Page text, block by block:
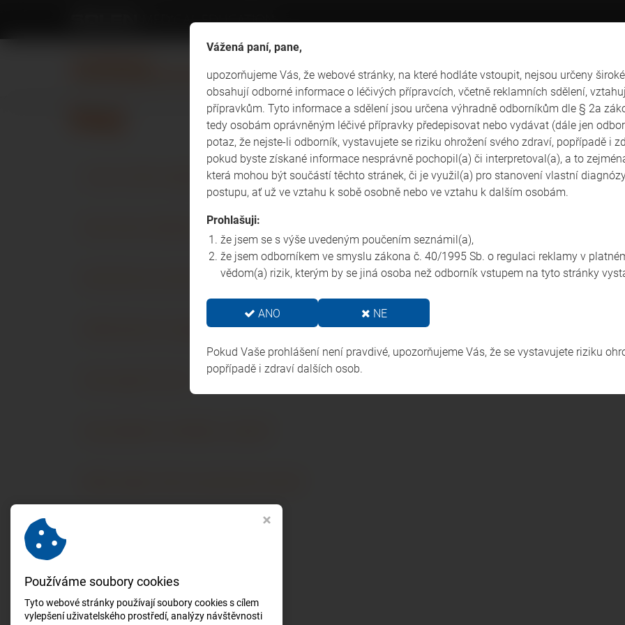
Vážená paní, pane,
upozorňujeme Vás, že webové stránky, na které hodláte vstoupit, nejsou určeny
obsahují odborné informace o léčivých přípravcích, včetně reklamních sdělení,
přípravkům. Tyto informace a sdělení jsou určena výhradně odborníkům dle § 2a
tedy osobám oprávněným léčivé přípravky předepisovat nebo vydávat (dále jen
potaz, že nejste-li odborník, vystavujete se riziku ohrožení svého zdraví, popřípadě i
pokud byste získané informace nesprávně pochopil(a) či interpretoval(a), a to
která mohou být součástí těchto stránek, či je využil(a) pro stanovení vlastní
postupu, ať už ve vztahu k sobě osobně nebo ve vztahu k dalším osobám.
Prohlašuji:
že jsem se s výše uvedeným poučením seznámil(a),
že jsem odborníkem ve smyslu zákona č. 40/1995 Sb. o regulaci reklamy v
vědom(a) rizik, kterým by se jiná osoba než odborník vstupem na tyto stránky
ANO NE
Pokud Vaše prohlášení není pravdivé, upozorňujeme Vás, že se vystavujete riziku
popřípadě i zdraví dalších osob.
Jak se mohu registrovat?
Kdy mohu očekávat podklady k platbě?
Musí být do termínu zvýhodněné registrace poplatek uhrazen?
Rádi bychom zaregistrovali větší počet účastníků najednou, je to možné?
Používáme soubory cookies
Tyto webové stránky používají soubory cookies s cílem
vylepšení uživatelského prostředí, analýzy návštěvnosti